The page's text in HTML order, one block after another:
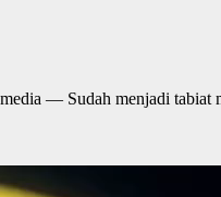
— Sudah menjadi tabiat